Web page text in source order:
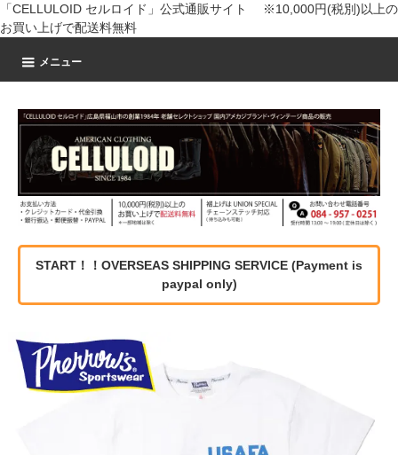
「CELLULOID セルロイド」公式通販サイト ※10,000円(税別)以上の
お買い上げで配送料無料
メニュー
START！！OVERSEAS SHIPPING SERVICE (Payment is
paypal only)